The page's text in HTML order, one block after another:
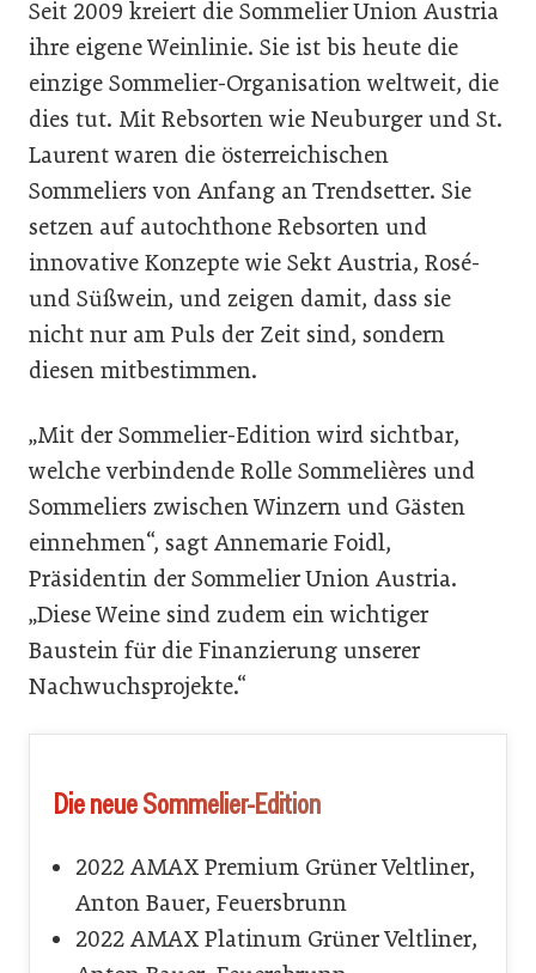
Seit 2009 kreiert die Sommelier Union Austria
ihre eigene Weinlinie. Sie ist bis heute die
einzige Sommelier-Organisation weltweit, die
dies tut. Mit Rebsorten wie Neuburger und St.
Laurent waren die österreichischen
Sommeliers von Anfang an Trendsetter. Sie
setzen auf autochthone Rebsorten und
innovative Konzepte wie Sekt Austria, Rosé-
und Süßwein, und zeigen damit, dass sie
nicht nur am Puls der Zeit sind, sondern
diesen mitbestimmen.
„Mit der Sommelier-Edition wird sichtbar,
welche verbindende Rolle Sommelières und
Sommeliers zwischen Winzern und Gästen
einnehmen“, sagt Annemarie Foidl,
Präsidentin der Sommelier Union Austria.
„Diese Weine sind zudem ein wichtiger
Baustein für die Finanzierung unserer
Nachwuchsprojekte.“
Die neue Sommelier-Edition
2022 AMAX Premium Grüner Veltliner,
Anton Bauer, Feuersbrunn
2022 AMAX Platinum Grüner Veltliner,